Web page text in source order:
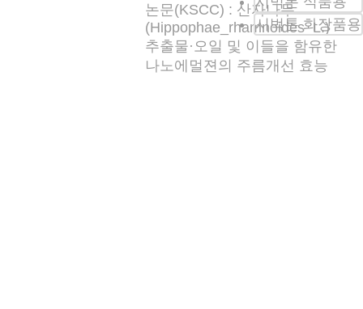
논문(KSCC) : 산자나무
(Hippophae_rhamnoides_L.)
추출물·오일 및 이들을 함유한
나노에멀젼의 주름개선 효능
시벅톤화장품용